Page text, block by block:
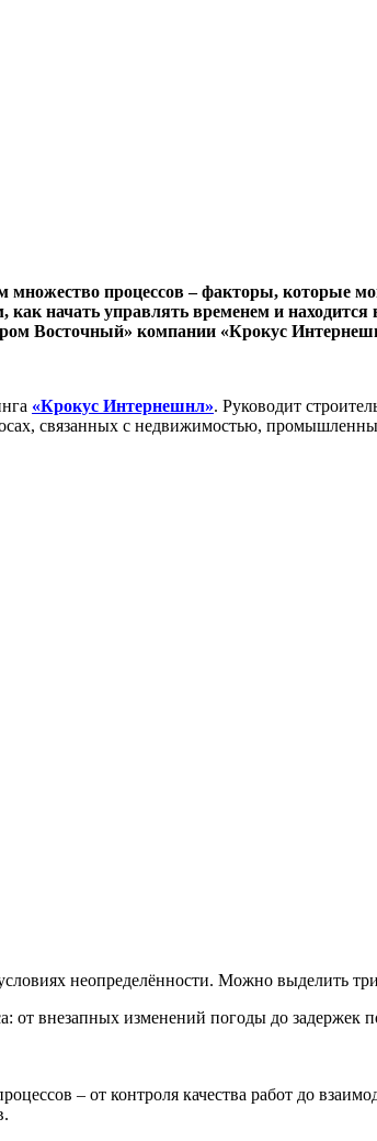
процессов – факторы, которые
начать управлять временем и находится
Восточный» компании «Крокус
«Крокус Интернешнл». Руководит
связанных с недвижимостью,
неопределённости. Можно выделить
от внезапных изменений погоды до задержек
– от контроля качества работ до